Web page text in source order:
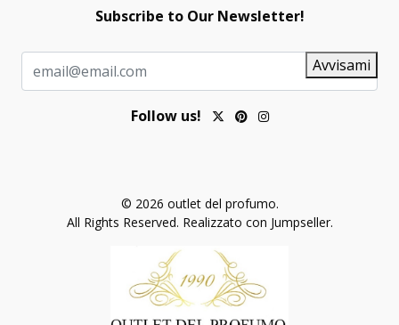
Subscribe to Our Newsletter!
Avvisami
Follow us!
© 2026 outlet del profumo.
All Rights Reserved. Realizzato con Jumpseller.